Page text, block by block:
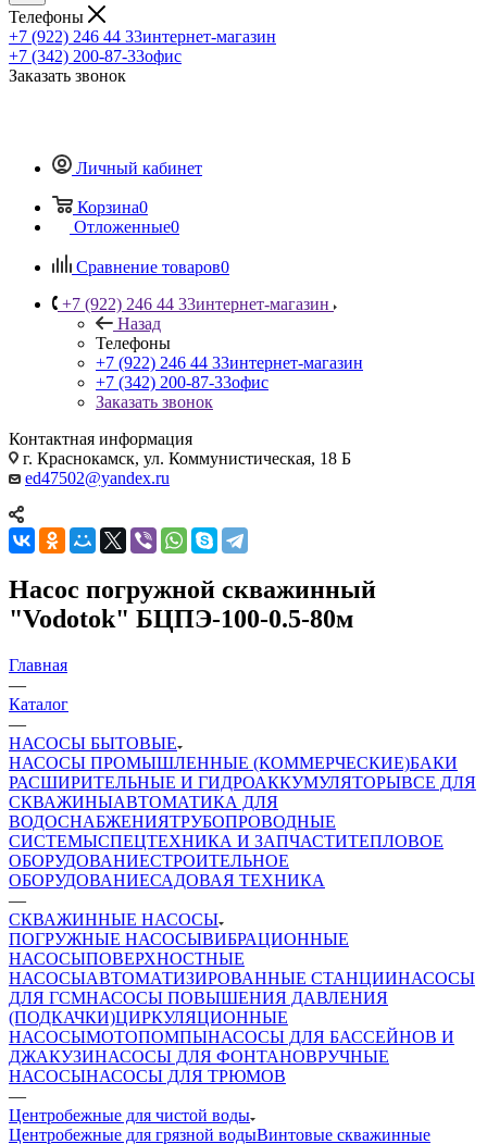
Телефоны
+7 (922) 246 44 33интернет-магазин
+7 (342) 200-87-33офис
Заказать звонок
Личный кабинет
Корзина0
Отложенные0
Сравнение товаров0
+7 (922) 246 44 33интернет-магазин
Назад
Телефоны
+7 (922) 246 44 33интернет-магазин
+7 (342) 200-87-33офис
Заказать звонок
Контактная информация
г. Краснокамск, ул. Коммунистическая, 18 Б
ed47502@yandex.ru
Насос погружной скважинный
"Vodotok" БЦПЭ-100-0.5-80м
Главная
—
Каталог
—
НАСОСЫ БЫТОВЫЕ
НАСОСЫ ПРОМЫШЛЕННЫЕ (КОММЕРЧЕСКИЕ)БАКИ
РАСШИРИТЕЛЬНЫЕ И ГИДРОАККУМУЛЯТОРЫВСЕ ДЛЯ
СКВАЖИНЫАВТОМАТИКА ДЛЯ
ВОДОСНАБЖЕНИЯТРУБОПРОВОДНЫЕ
СИСТЕМЫСПЕЦТЕХНИКА И ЗАПЧАСТИТЕПЛОВОЕ
ОБОРУДОВАНИЕСТРОИТЕЛЬНОЕ
ОБОРУДОВАНИЕСАДОВАЯ ТЕХНИКА
—
СКВАЖИННЫЕ НАСОСЫ
ПОГРУЖНЫЕ НАСОСЫВИБРАЦИОННЫЕ
НАСОСЫПОВЕРХНОСТНЫЕ
НАСОСЫАВТОМАТИЗИРОВАННЫЕ СТАНЦИИНАСОСЫ
ДЛЯ ГСМНАСОСЫ ПОВЫШЕНИЯ ДАВЛЕНИЯ
(ПОДКАЧКИ)ЦИРКУЛЯЦИОННЫЕ
НАСОСЫМОТОПОМПЫНАСОСЫ ДЛЯ БАССЕЙНОВ И
ДЖАКУЗИНАСОСЫ ДЛЯ ФОНТАНОВРУЧНЫЕ
НАСОСЫНАСОСЫ ДЛЯ ТРЮМОВ
—
Центробежные для чистой воды
Центробежные для грязной водыВинтовые скважинные